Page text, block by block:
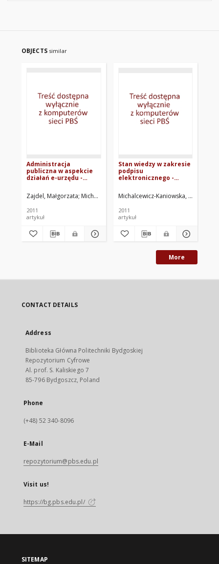
OBJECTS similar
Administracja
publiczna w aspekcie
działań e-urzędu -
Zajdel, Małgorzata Michalcewicz-Kaniowska, Małgorzata
2011
artykuł
Stan wiedzy w zakresie
podpisu
elektronicznego -
Michalcewicz-Kaniowska, Małgorzata
2011
artykuł
More
CONTACT DETAILS
Address
Biblioteka Główna Politechniki Bydgoskiej
Repozytorium Cyfrowe
Al. prof. S. Kaliskiego 7
85-796 Bydgoszcz, Poland
Phone
(+48) 52 340-8096
E-Mail
repozytorium@pbs.edu.pl
Visit us!
https://bg.pbs.edu.pl/
SITEMAP